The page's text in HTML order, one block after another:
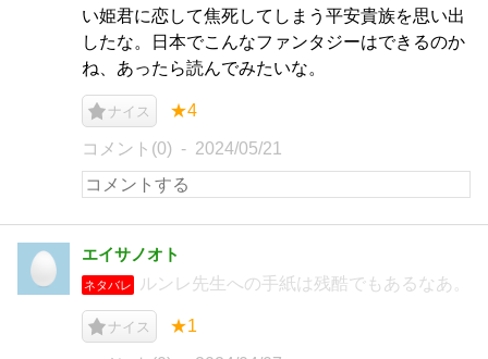
い姫君に恋して焦死してしまう平安貴族を思い出
したな。日本でこんなファンタジーはできるのか
ね、あったら読んでみたいな。
ナイス ★4
コメント(0) 2024/05/21
エイサノオト
ネタバレ ルンレ先生への手紙は残酷でもあるなあ。
ナイス ★1